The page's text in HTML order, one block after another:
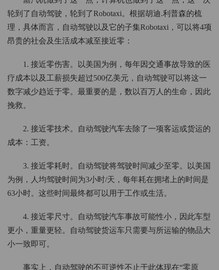
轮到了自动驾驶，轮到了Robotaxi。根据胡迪.利普森的梳
理，具体而言，自动驾驶以及它的子集Robotaxi，可以将4项
昂贵的社会及生活成本减至接近零：
1. 接近零伤害。以美国为例，每年因交通事故导致的医
疗成本以及工薪损失超过500亿美元，自动驾驶可以将这一
数字减少趋近于零。最重要的是，数以百万人的生命，因此
挽救。
2. 接近零技术。自动驾驶汽车去除了一项客运或货运的
成本：工资。
3. 接近零耗时。自动驾驶将驾驶时间减少至零。以美国
为例，人均驾驶时间为3小时/天，每年耗在拥堵上的时间是
63小时。这些时间最终都可以用于工作或生活。
4. 接近零尺寸。自动驾驶汽车事故可能性小，因此车型
更小，重量更轻。自动驾驶货运车只需要与所运输的物品大
小一致即可。
事实上，自动驾驶的不可逆性不止于此体现在“零原